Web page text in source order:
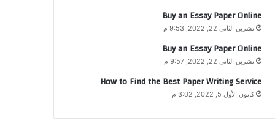
Buy an Essay Paper Online
تشرين الثاني 22, 2022, 9:53 م
Buy an Essay Paper Online
تشرين الثاني 22, 2022, 9:57 م
How to Find the Best Paper Writing Service
كانون الأول 5, 2022, 3:02 م